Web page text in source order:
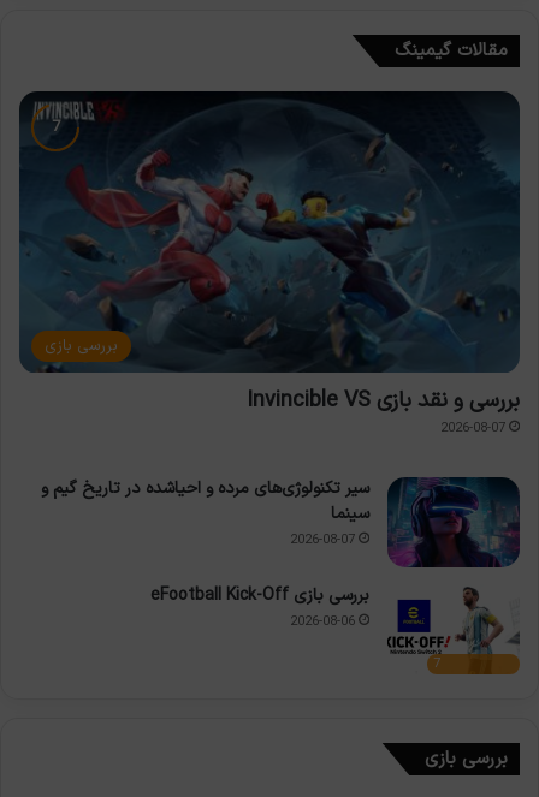
مقالات گیمینگ
بررسی بازی
بررسی و نقد بازی Invincible VS
2026-08-07
سیر تکنولوژی‌های مرده و احیاشده در تاریخ گیم و
سینما
2026-08-07
7
بررسی بازی eFootball Kick-Off
2026-08-06
بررسی بازی